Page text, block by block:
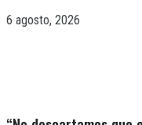
6 agosto, 2026